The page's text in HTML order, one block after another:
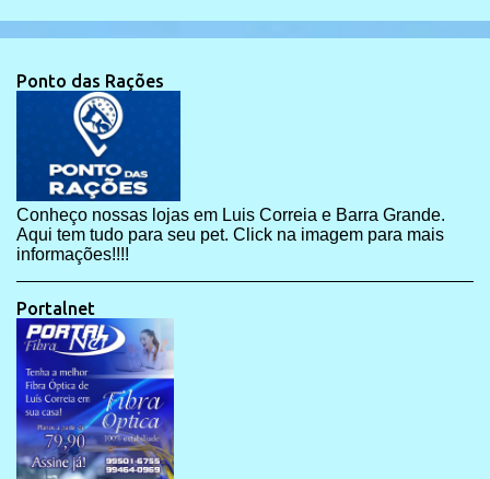
Ponto das Rações
Conheço nossas lojas em Luis Correia e Barra Grande.
Aqui tem tudo para seu pet. Click na imagem para mais
informações!!!!
Portalnet